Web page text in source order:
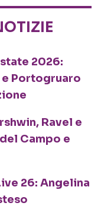
2026:
e Portogruaro
Ravel e
Campo e
26: Angelina